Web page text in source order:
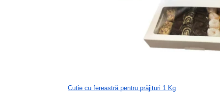
Cutie cu fereastră pentru prăjituri 1 Kg